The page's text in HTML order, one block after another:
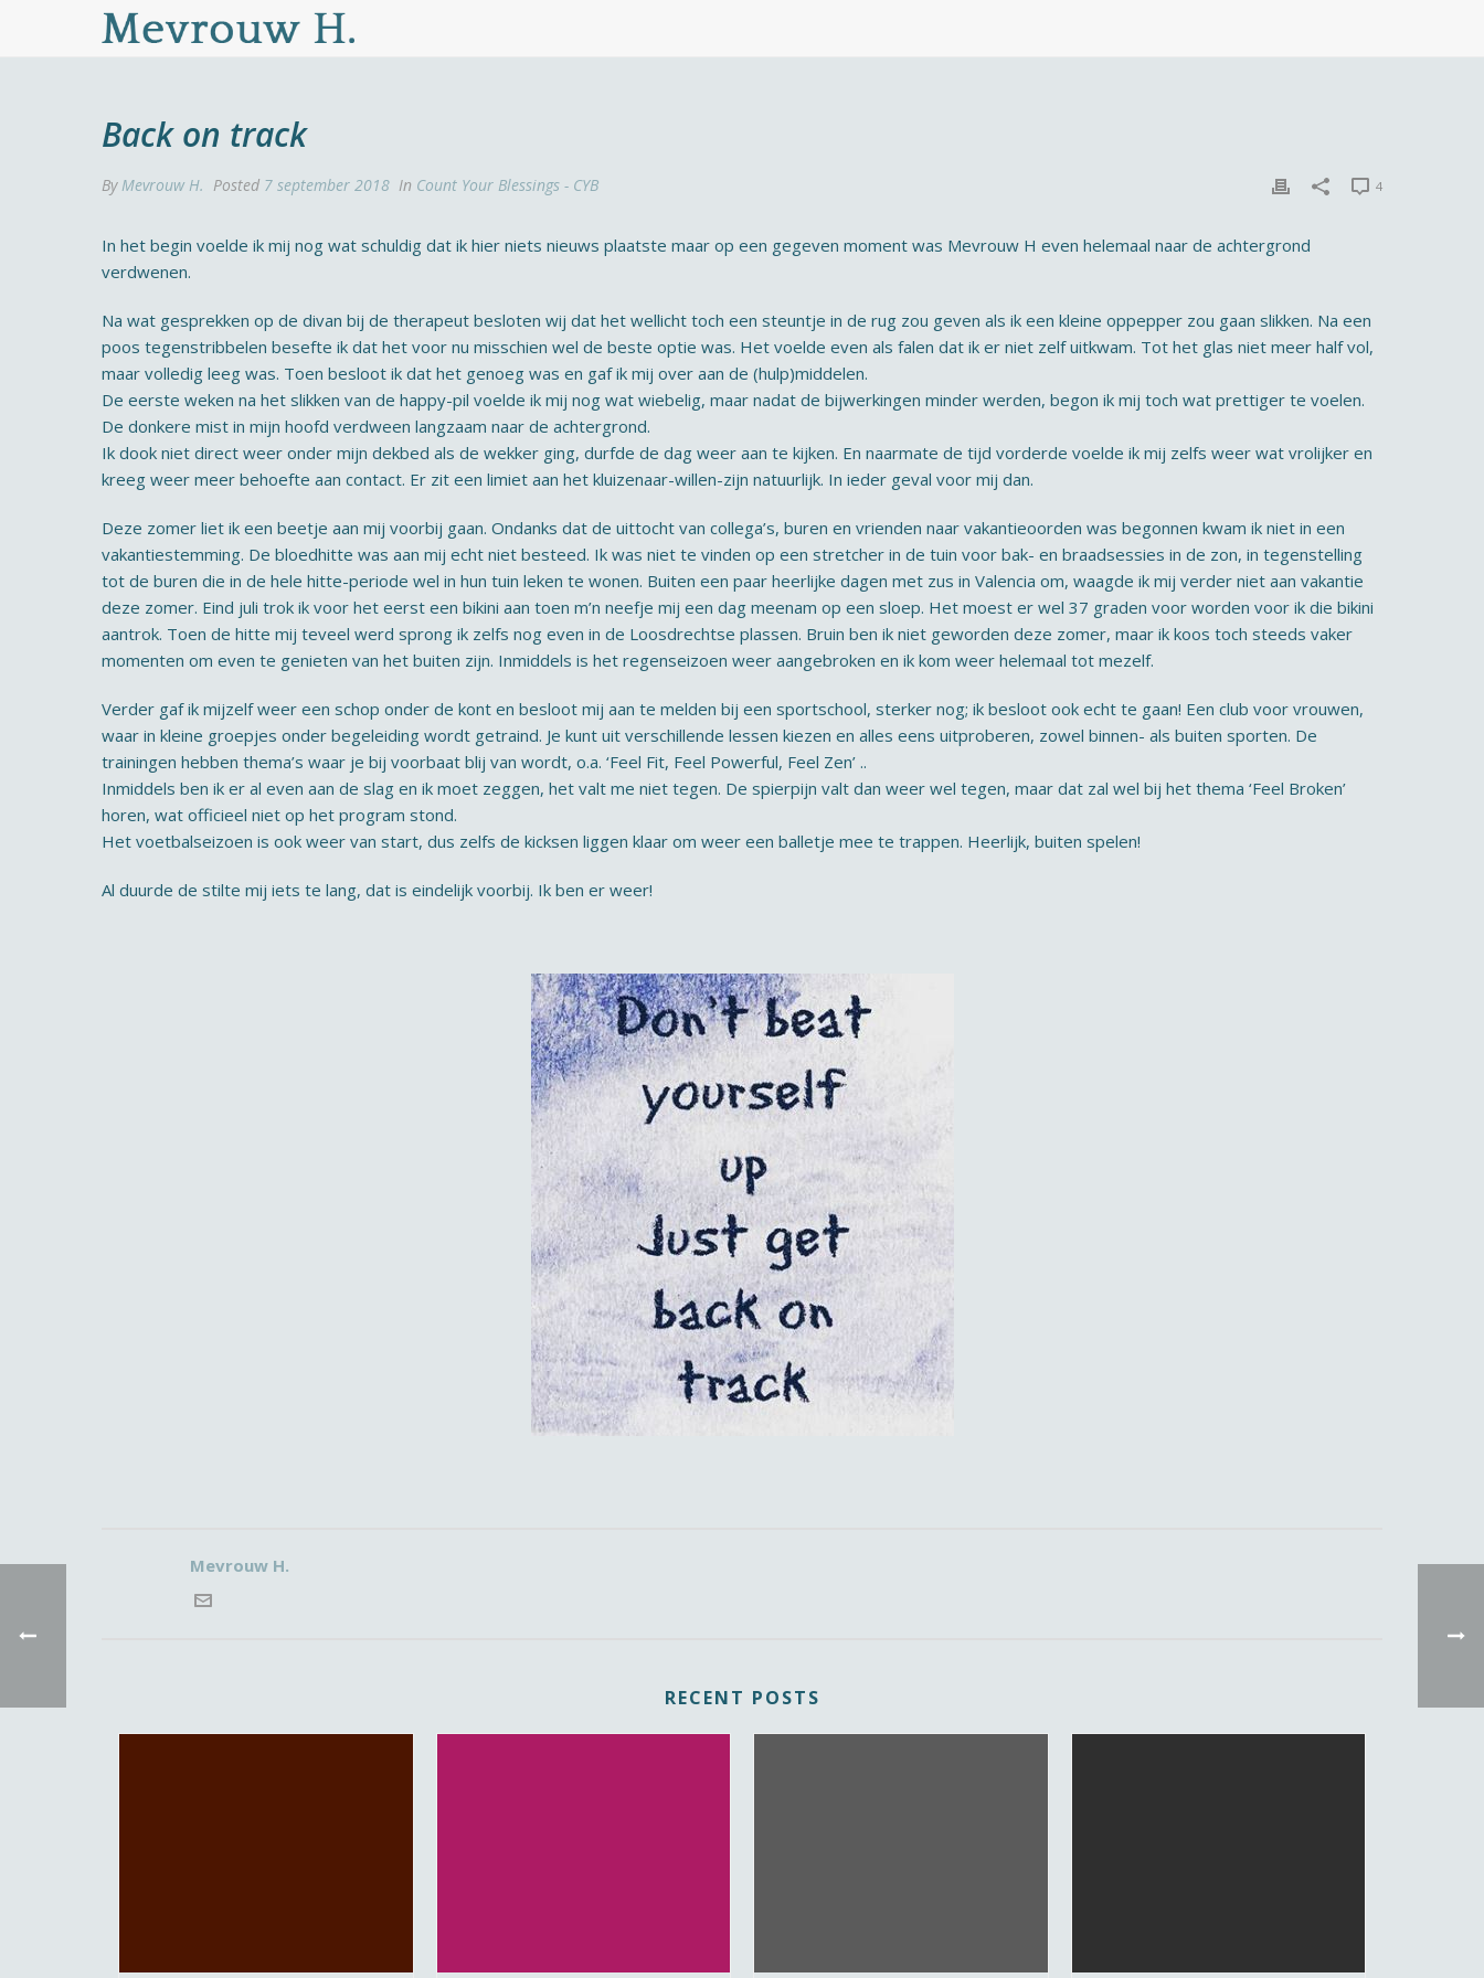
Back on track
ByMevrouw H. Posted 7 september 2018 In Count Your Blessings - CYB 4
In het begin voelde ik mij nog wat schuldig dat ik hier niets nieuws plaatste maar op een gegeven moment was Mevrouw H even helemaal naar de achtergrond
verdwenen.
Na wat gesprekken op de divan bij de therapeut besloten wij dat het wellicht toch een steuntje in de rug zou geven als ik een kleine oppepper zou gaan slikken. Na een
poos tegenstribbelen besefte ik dat het voor nu misschien wel de beste optie was. Het voelde even als falen dat ik er niet zelf uitkwam. Tot het glas niet meer half vol,
maar volledig leeg was. Toen besloot ik dat het genoeg was en gaf ik mij over aan de (hulp)middelen.
De eerste weken na het slikken van de happy-pil voelde ik mij nog wat wiebelig, maar nadat de bijwerkingen minder werden, begon ik mij toch wat prettiger te voelen.
De donkere mist in mijn hoofd verdween langzaam naar de achtergrond.
Ik dook niet direct weer onder mijn dekbed als de wekker ging, durfde de dag weer aan te kijken. En naarmate de tijd vorderde voelde ik mij zelfs weer wat vrolijker en
kreeg weer meer behoefte aan contact. Er zit een limiet aan het kluizenaar-willen-zijn natuurlijk. In ieder geval voor mij dan.
Deze zomer liet ik een beetje aan mij voorbij gaan. Ondanks dat de uittocht van collega’s, buren en vrienden naar vakantieoorden was begonnen kwam ik niet in een
vakantiestemming. De bloedhitte was aan mij echt niet besteed. Ik was niet te vinden op een stretcher in de tuin voor bak- en braadsessies in de zon, in tegenstelling
tot de buren die in de hele hitte-periode wel in hun tuin leken te wonen. Buiten een paar heerlijke dagen met zus in Valencia om, waagde ik mij verder niet aan vakantie
deze zomer. Eind juli trok ik voor het eerst een bikini aan toen m’n neefje mij een dag meenam op een sloep. Het moest er wel 37 graden voor worden voor ik die bikini
aantrok. Toen de hitte mij teveel werd sprong ik zelfs nog even in de Loosdrechtse plassen. Bruin ben ik niet geworden deze zomer, maar ik koos toch steeds vaker
momenten om even te genieten van het buiten zijn. Inmiddels is het regenseizoen weer aangebroken en ik kom weer helemaal tot mezelf.
Verder gaf ik mijzelf weer een schop onder de kont en besloot mij aan te melden bij een sportschool, sterker nog; ik besloot ook echt te gaan! Een club voor vrouwen,
waar in kleine groepjes onder begeleiding wordt getraind. Je kunt uit verschillende lessen kiezen en alles eens uitproberen, zowel binnen- als buiten sporten. De
trainingen hebben thema’s waar je bij voorbaat blij van wordt, o.a. ‘Feel Fit, Feel Powerful, Feel Zen’ ..
Inmiddels ben ik er al even aan de slag en ik moet zeggen, het valt me niet tegen. De spierpijn valt dan weer wel tegen, maar dat zal wel bij het thema ‘Feel Broken’
horen, wat officieel niet op het program stond.
Het voetbalseizoen is ook weer van start, dus zelfs de kicksen liggen klaar om weer een balletje mee te trappen. Heerlijk, buiten spelen!
Al duurde de stilte mij iets te lang, dat is eindelijk voorbij. Ik ben er weer!
Mevrouw H.
RECENT POSTS